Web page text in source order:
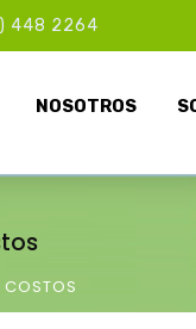
448 2264
NOSOTROS